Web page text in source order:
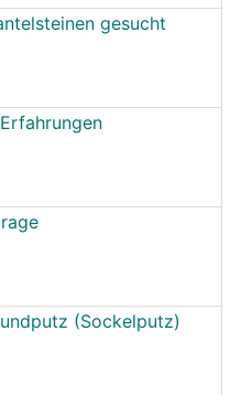
gesucht
(Sockelputz)